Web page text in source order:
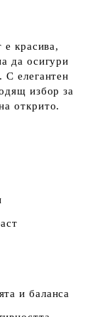
е красива,
да осигури
С елегантен
избор за
открито.
и балансa